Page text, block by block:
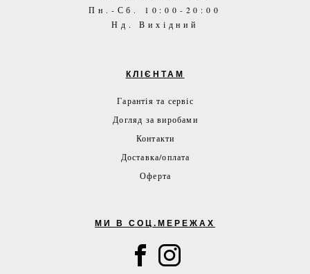
Пн.-Сб. 10:00-20:00
Нд. Вихідний
КЛІЄНТАМ
Гарантія та сервіс
Догляд за виробами
Контакти
Доставка/оплата
Оферта
МИ В СОЦ.МЕРЕЖАХ